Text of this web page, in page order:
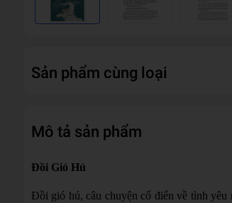
Sản phẩm cùng loại
Mô tả sản phẩm
Đồi Gió Hú
Đồi gió hú, câu chuyện cổ điển về tình yêu